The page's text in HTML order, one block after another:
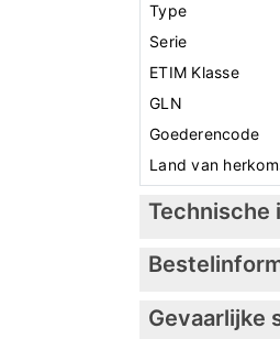
Type
Serie
ETIM Klasse
GLN
Goederencode
Land van
Technische
Gevaarlijke